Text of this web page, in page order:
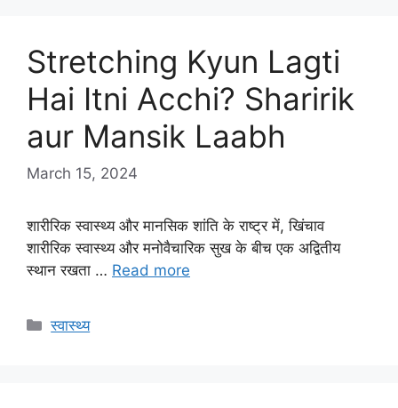
Stretching Kyun Lagti
Hai Itni Acchi? Sharirik
aur Mansik Laabh
March 15, 2024
शारीरिक स्वास्थ्य और मानसिक शांति के राष्ट्र में, खिंचाव
शारीरिक स्वास्थ्य और मनोवैचारिक सुख के बीच एक अद्वितीय
स्थान रखता … Read more
Categories
स्वास्थ्य